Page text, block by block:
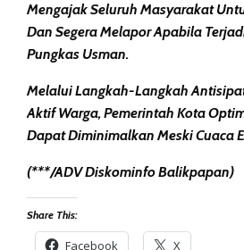
Mengajak Seluruh Masyarakat
Dan Segera Melapor Apabila
Pungkas Usman.
Melalui Langkah-Langkah
Aktif Warga, Pemerintah Kota
Dapat Diminimalkan Meski Cuaca
(***/ADV Diskominfo Balikpapan)
Share This:
Facebook X